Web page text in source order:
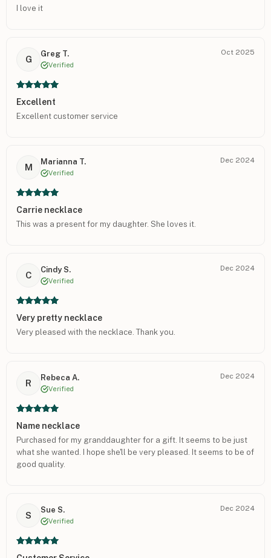
I love it
G
Greg T.
Verified
Oct 2025
Excellent
Excellent customer service
M
Marianna T.
Verified
Dec 2024
Carrie necklace
This was a present for my daughter. She loves it.
C
Cindy S.
Verified
Dec 2024
Very pretty necklace
Very pleased with the necklace. Thank you.
R
Rebeca A.
Verified
Dec 2024
Name necklace
Purchased for my granddaughter for a gift. It seems to be just
what she wanted. I hope she'll be very pleased. It seems to be of
good quality.
S
Sue S.
Verified
Dec 2024